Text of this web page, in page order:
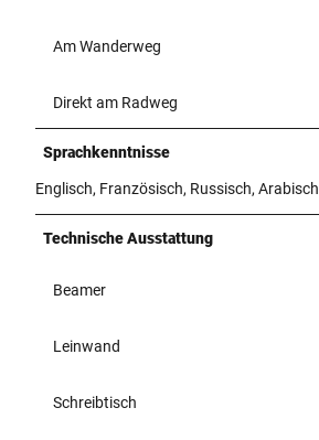
Am Wanderweg
Direkt am Radweg
Sprachkenntnisse
Englisch, Französisch, Russisch, Arabisch
Technische Ausstattung
Beamer
Leinwand
Schreibtisch